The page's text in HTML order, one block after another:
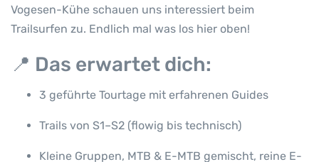
Vogesen-Kühe schauen uns interessiert beim
Trailsurfen zu. Endlich mal was los hier oben!
📍 Das erwartet dich:
3 geführte Tourtage mit erfahrenen Guides
Trails von S1–S2 (flowig bis technisch)
Kleine Gruppen, MTB & E-MTB gemischt, reine E-